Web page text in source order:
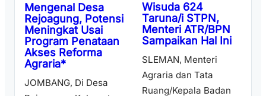
Mengenal Desa
Rejoagung, Potensi
Meningkat Usai
Program Penataan
Akses Reforma
Agraria*
JOMBANG, Di Desa
Wisuda 624
Taruna/i STPN,
Menteri ATR/BPN
Sampaikan Hal Ini
SLEMAN, Menteri
Agraria dan Tata
Ruang/Kepala Badan